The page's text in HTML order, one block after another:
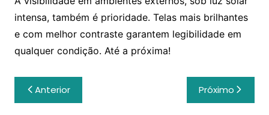
intensa, também é prioridade. Telas mais brilhantes
e com melhor contraste garantem legibilidade em
qualquer condição. Até a próxima!
Navegação
de
Anterior Próximo